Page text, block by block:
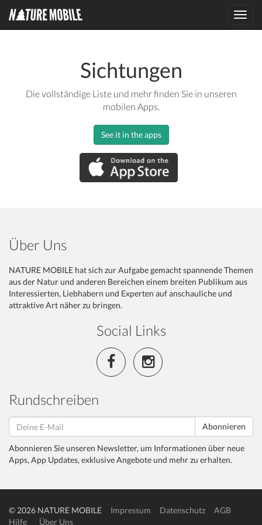
Sichtungen
Die vollständige Liste und mehr finden Sie in unseren
mobilen Apps.
See it in the apps
Über Uns
NATURE MOBILE hat sich zur Aufgabe gemacht spannende Themen
aus der Natur und anderen Bereichen einem breiten Publikum aus
Interessierten, Liebhabern und Experten auf anschauliche und
attraktive Art näher zu bringen.
Social Links
Rundschreiben
Abonnieren
Abonnieren Sie unseren Newsletter, um Informationen über neue
Apps, App Updates, exklusive Angebote und mehr zu erhalten.
© 2026 NATURE MOBILE Impressum Datenschutz
AGB
Hilfe
Über Uns